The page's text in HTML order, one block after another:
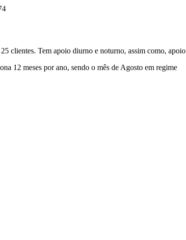
clientes. Tem apoio diurno e noturno, assim como, apoio
12 meses por ano, sendo o mês de Agosto em regime